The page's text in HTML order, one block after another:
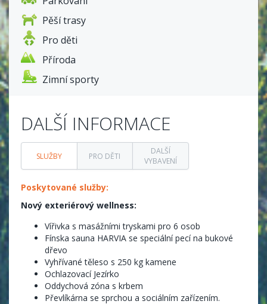
Pěší trasy
Pro děti
Příroda
Zimní sporty
DALŠÍ INFORMACE
SLUŽBY PRO DĚTI
DALŠÍ
VYBAVENÍ
Poskytované služby:
Nový exteriérový wellness:
Vířivka s masážními tryskami pro 6 osob
Fínska sauna HARVIA se speciální pecí na bukové
dřevo
Vyhřívané těleso s 250 kg kamene
Ochlazovací Jezírko
Oddychová zóna s krbem
Převlíkárna se sprchou a sociálním zařízením.